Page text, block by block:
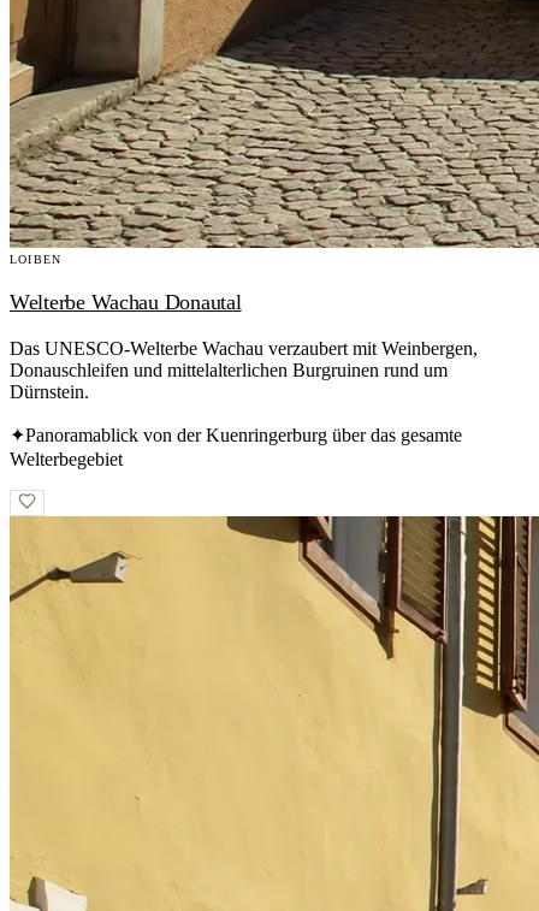
LOIBEN
Welterbe Wachau Donautal
Das UNESCO-Welterbe Wachau verzaubert mit Weinbergen,
Donauschleifen und mittelalterlichen Burgruinen rund um
Dürnstein.
✦Panoramablick von der Kuenringerburg über das gesamte
Welterbegebiet